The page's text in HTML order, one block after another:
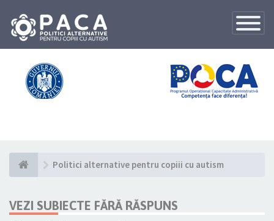
Toggle
Politici alternative pentru copiii cu autism
VEZI SUBIECTE FĂRĂ RĂSPUNS